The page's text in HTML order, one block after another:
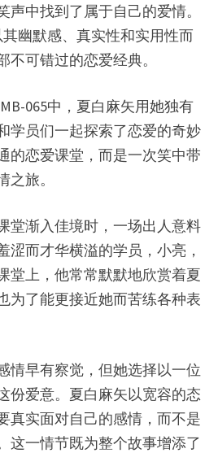
中找到了属于自己的爱情。
幽默感、真实性和实用性而
不可错过的恋爱经典。
065中，夏白麻矢用她独有
学员们一起探索了恋爱的奇妙
的恋爱课堂，而是一次笑中带
旅。
堂渐入佳境时，一场出人意料
涩而才华横溢的学员，小亮，
堂上，他常常默默地欣赏着夏
为了能更接近她而苦练各种表
情早有察觉，但她选择以一位
份爱意。夏白麻矢以宽容的态
真实面对自己的感情，而不是
这一情节既为整个故事增添了